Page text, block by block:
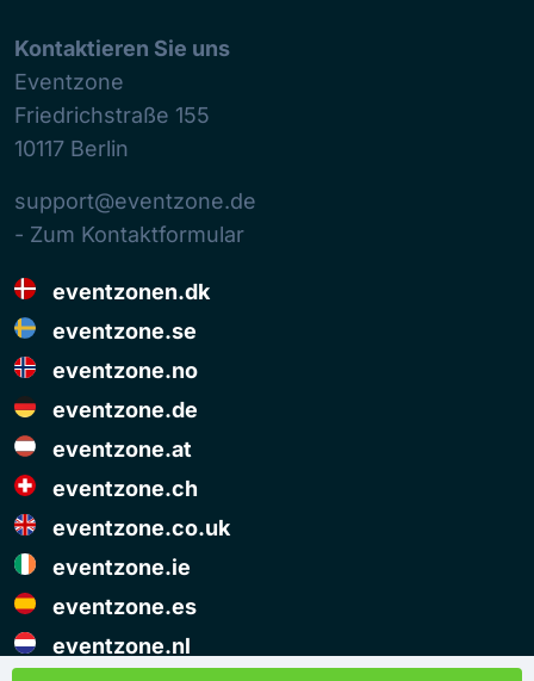
Kontaktieren Sie uns
Eventzone
Friedrichstraße 155
10117 Berlin
support@eventzone.de
- Zum Kontaktformular
eventzonen.dk
eventzone.se
eventzone.no
eventzone.de
eventzone.at
eventzone.ch
eventzone.co.uk
eventzone.ie
eventzone.es
eventzone.nl